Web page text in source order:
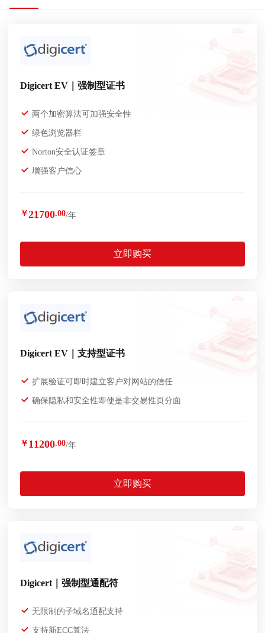
Digicert EV｜强制型证书
两个加密算法可加强安全性
绿色浏览器栏
Norton安全认证签章
增强客户信心
￥21700.00/年
立即购买
Digicert EV｜支持型证书
扩展验证可即时建立客户对网站的信任
确保隐私和安全性即使是非交易性页分面
￥ 11200.00/年
立即购买
Digicert｜强制型通配符
无限制的子域名通配支持
支持新ECC算法